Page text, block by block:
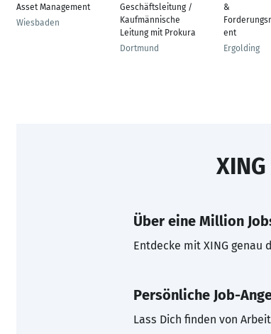
Asset Management
Wiesbaden
Geschäftsleitung /
Kaufmännische
Leitung mit Prokura
Dortmund
&
ent
Ergolding
Über eine Million
Entdecke mit XING genau
Persönliche Job-
Lass Dich finden von